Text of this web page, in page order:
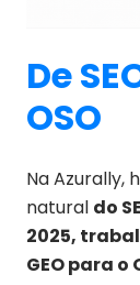
De
OSO
Na Azurally,
natural do
2025,
GEO para